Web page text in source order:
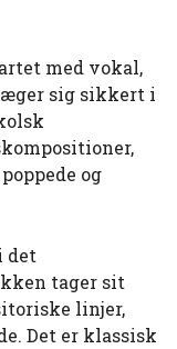
med vokal,
sig sikkert i
og
det
tager sit
linjer,
Det er klassisk